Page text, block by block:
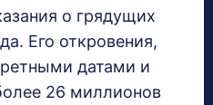
о грядущих
Его откровения,
датами и
26 миллионов